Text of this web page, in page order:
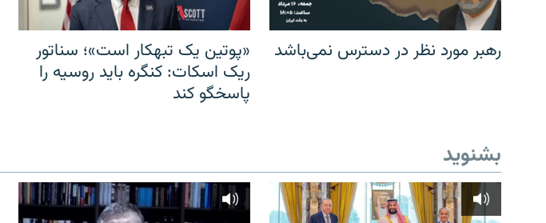
رهبر مورد نظر در دسترس نمی‌باشد
«پوتین یک تبهکار است»؛ سناتور
ریک اسکات: کنگره باید روسیه را
پاسخگو کند
بشنوید